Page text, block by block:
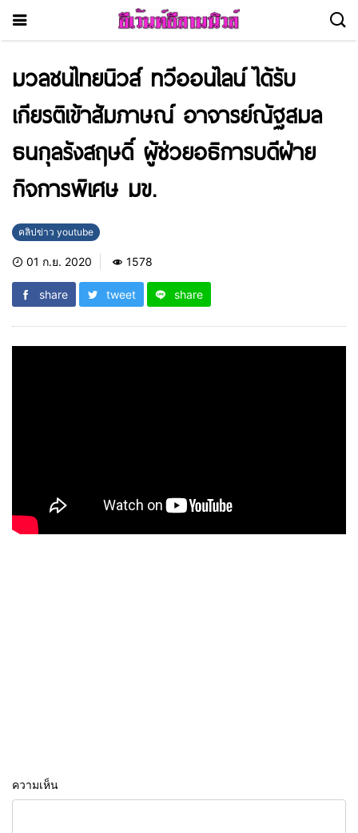
มวลชนไทยนิวส์ ทวีออนไลน์ ได้รับ
เกียรติเข้าสัมภาษณ์ อาจารย์ณัฐสมล
ธนกุลรังสฤษดิ์ ผู้ช่วยอธิการบดีฝ่าย
กิจการพิเศษ มข.
คลิปข่าว youtube
01 ก.ย. 2020 1578
share tweet share
ความเห็น